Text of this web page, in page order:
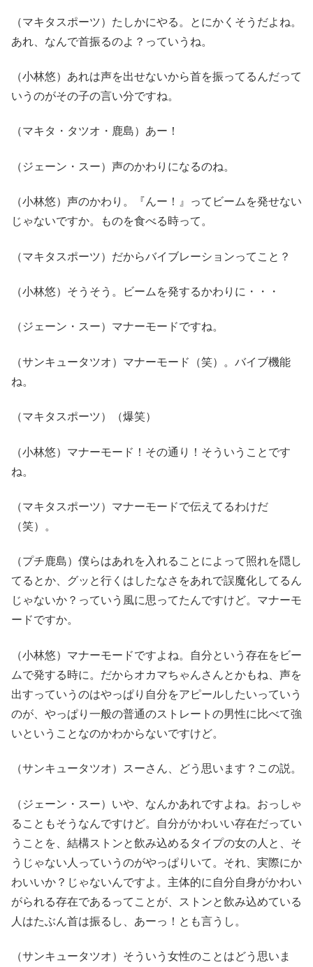
（マキタスポーツ）たしかにやる。とにかくそうだよね。
あれ、なんで首振るのよ？っていうね。
（小林悠）あれは声を出せないから首を振ってるんだって
いうのがその子の言い分ですね。
（マキタ・タツオ・鹿島）あー！
（ジェーン・スー）声のかわりになるのね。
（小林悠）声のかわり。『んー！』ってビームを発せない
じゃないですか。ものを食べる時って。
（マキタスポーツ）だからバイブレーションってこと？
（小林悠）そうそう。ビームを発するかわりに・・・
（ジェーン・スー）マナーモードですね。
（サンキュータツオ）マナーモード（笑）。バイブ機能
ね。
（マキタスポーツ）（爆笑）
（小林悠）マナーモード！その通り！そういうことです
ね。
（マキタスポーツ）マナーモードで伝えてるわけだ
（笑）。
（プチ鹿島）僕らはあれを入れることによって照れを隠し
てるとか、グッと行くはしたなさをあれで誤魔化してるん
じゃないか？っていう風に思ってたんですけど。マナーモ
ードですか。
（小林悠）マナーモードですよね。自分という存在をビー
ムで発する時に。だからオカマちゃんさんとかもね、声を
出すっていうのはやっぱり自分をアピールしたいっていう
のが、やっぱり一般の普通のストレートの男性に比べて強
いということなのかわからないですけど。
（サンキュータツオ）スーさん、どう思います？この説。
（ジェーン・スー）いや、なんかあれですよね。おっしゃ
ることもそうなんですけど。自分がかわいい存在だってい
うことを、結構ストンと飲み込めるタイプの女の人と、そ
うじゃない人っていうのがやっぱりいて。それ、実際にか
わいいか？じゃないんですよ。主体的に自分自身がかわい
がられる存在であるってことが、ストンと飲み込めている
人はたぶん首は振るし、あーっ！とも言うし。
（サンキュータツオ）そういう女性のことはどう思いま